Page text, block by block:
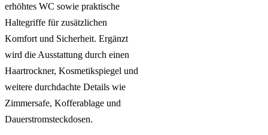
erhöhtes WC sowie praktische
Haltegriffe für zusätzlichen
Komfort und Sicherheit. Ergänzt
wird die Ausstattung durch einen
Haartrockner, Kosmetikspiegel und
weitere durchdachte Details wie
Zimmersafe, Kofferablage und
Dauerstromsteckdosen.